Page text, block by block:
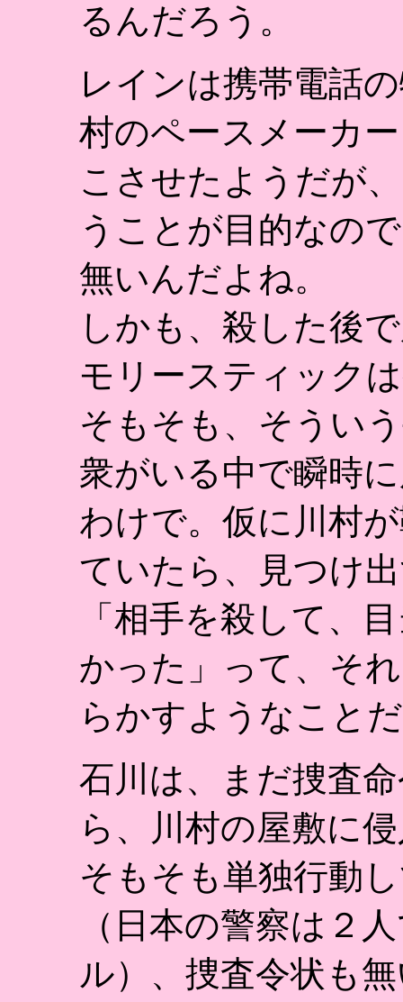
るんだろう。
レインは携帯電話
村のペースメーカ
こさせたようだが
うことが目的なの
無いんだよね。
しかも、殺した後
モリースティック
そもそも、そうい
衆がいる中で瞬時
わけで。仮に川村
ていたら、見つけ
「相手を殺して、
かった」って、そ
らかすようなこと
石川は、まだ捜査
ら、川村の屋敷に
そもそも単独行動
（日本の警察は２
ル）、捜査令状も